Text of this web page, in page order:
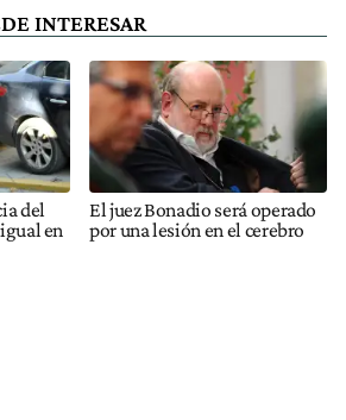
INTERESAR
del
en
El juez Bonadio será operado
por una lesión en el cerebro